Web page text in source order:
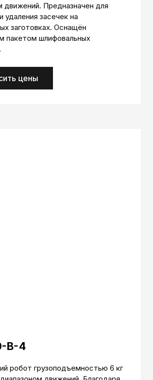
движений. Предназначен для
удаления засечек на
заготовках. Оснащён
пакетом шлифовальных
цены
B-4
робот грузоподъемностью 6 кг